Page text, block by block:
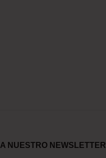
NUESTRO NEWSLETTER